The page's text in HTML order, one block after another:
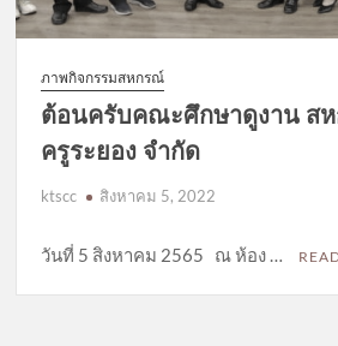
ภาพกิจกรรมสหกรณ์
ต้อนครับคณะศึกษาดูงาน ส
ครูระยอง จำกัด
ktscc สิงหาคม 5, 2022
วันที่ 5 สิงหาคม 2565 ณ ห้อง …